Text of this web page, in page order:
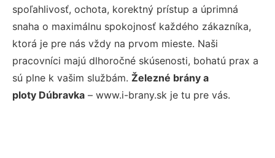
spoľahlivosť, ochota, korektný prístup a úprimná
snaha o maximálnu spokojnosť každého zákazníka,
ktorá je pre nás vždy na prvom mieste. Naši
pracovníci majú dlhoročné skúsenosti, bohatú prax a
sú plne k vašim službám. Železné brány a
ploty Dúbravka – www.i-brany.sk je tu pre vás.